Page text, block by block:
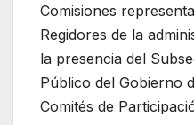
Comisiones
Regidores de la
la presencia del
Público del Gobierno
Comités de